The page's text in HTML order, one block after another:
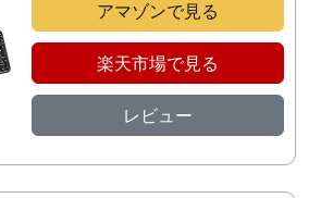
アマゾンで見る
楽天市場で見る
レビュー